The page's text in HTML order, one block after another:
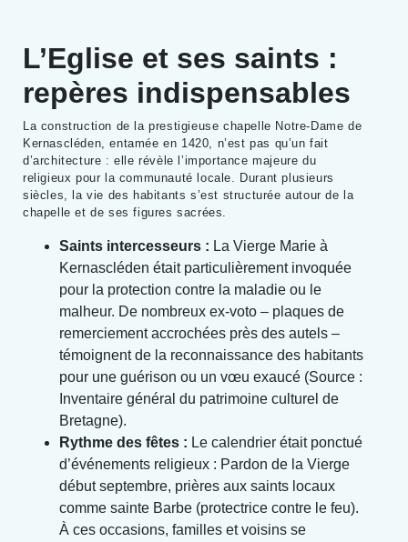
L’Eglise et ses saints :
repères indispensables
La construction de la prestigieuse chapelle Notre-Dame de
Kernascléden, entamée en 1420, n’est pas qu’un fait
d’architecture : elle révèle l’importance majeure du
religieux pour la communauté locale. Durant plusieurs
siècles, la vie des habitants s’est structurée autour de la
chapelle et de ses figures sacrées.
Saints intercesseurs : La Vierge Marie à
Kernascléden était particulièrement invoquée
pour la protection contre la maladie ou le
malheur. De nombreux ex-voto – plaques de
remerciement accrochées près des autels –
témoignent de la reconnaissance des habitants
pour une guérison ou un vœu exaucé (Source :
Inventaire général du patrimoine culturel de
Bretagne).
Rythme des fêtes : Le calendrier était ponctué
d’événements religieux : Pardon de la Vierge
début septembre, prières aux saints locaux
comme sainte Barbe (protectrice contre le feu).
À ces occasions, familles et voisins se